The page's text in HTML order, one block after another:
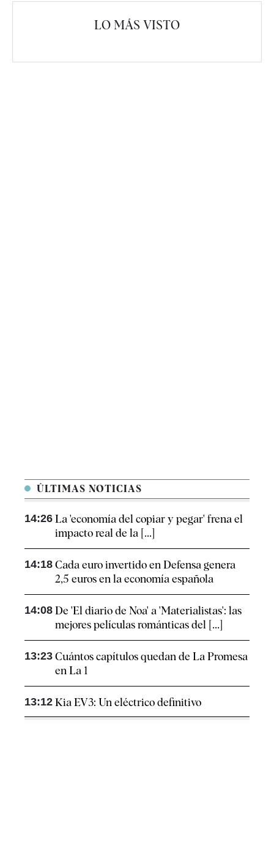
LO MÁS VISTO
ÚLTIMAS NOTICIAS
14:26 La 'economía del copiar y pegar' frena el
impacto real de la [...]
14:18 Cada euro invertido en Defensa genera
2,5 euros en la economía española
14:08 De 'El diario de Noa' a 'Materialistas': las
mejores películas románticas del [...]
13:23 Cuántos capítulos quedan de La Promesa
en La 1
13:12 Kia EV3: Un eléctrico definitivo